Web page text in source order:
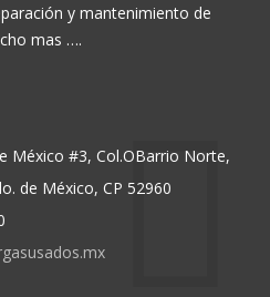
y mantenimiento de
mas ….
México #3, Col.OBarrio Norte,
de México, CP 52960